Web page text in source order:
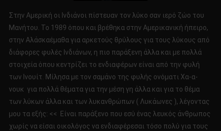
Στην Αμερική οι Ινδιάνοι πίστευαν τον λύκο σαν ιερό ζώο του
Μανήτου. Το 1989 όπου και βρέθηκα στην Αμερικανική ήπειρο,
στην Αλάσκαέμαθα για αρκετούς θρύλους για τους λύκους από
διάφορες φυλές Ινδιάνων, η πιο παράξενη άλλα και με πολλά
στοιχεία όπου κεντρίζει το ενδιαφέρων είναι από την φυλή
των Ινουίτ. Μίλησα με τον σαμάνο της φυλής ονόματι Χα-α-
νουκ για πολλά θέματα για την μέση γη άλλα και για το θέμα
των λύκων άλλα και των λυκανθρώπων ( Λυκάωνες ), λέγοντας
μου τα εξής: << Είναι παράξενο που εσύ ένας λευκός άνθρωπος
χωρίς να είσαι οικολόγος να ενδιαφέρεσαι τόσο πολύ για τους